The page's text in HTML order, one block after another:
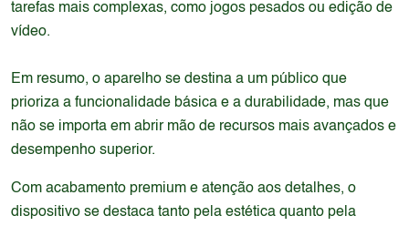
tarefas mais complexas, como jogos pesados ou edição de
vídeo.
Em resumo, o aparelho se destina a um público que
prioriza a funcionalidade básica e a durabilidade, mas que
não se importa em abrir mão de recursos mais avançados e
desempenho superior.
Com acabamento premium e atenção aos detalhes, o
dispositivo se destaca tanto pela estética quanto pela